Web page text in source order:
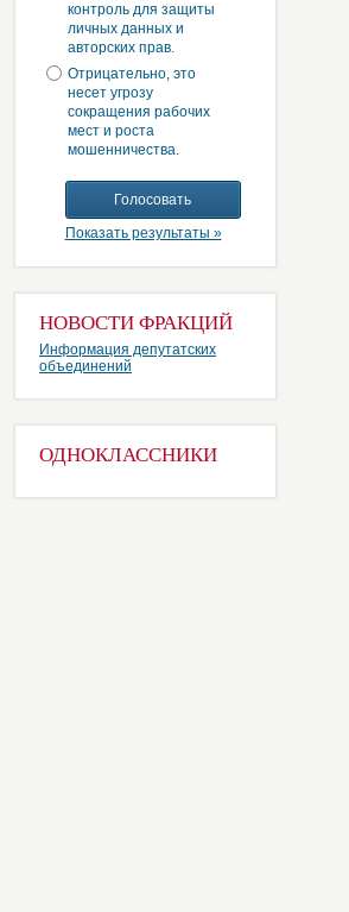
контроль для защиты
личных данных и
авторских прав.
Отрицательно, это
несет угрозу
сокращения рабочих
мест и роста
мошенничества.
Показать результаты »
НОВОСТИ ФРАКЦИЙ
Информация депутатских
объединений
ОДНОКЛАССНИКИ